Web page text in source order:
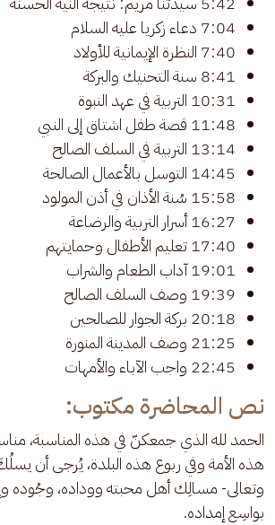
7:04 دعاء زكريا عليه السلام
7:40 النظرة الإيمانية للأولاد
8:41 سنة التحنيك والبركة
10:31 التربية في عهد النبوة
11:48 قصة طفل اشتاق إلى النبي
13:14 التربية في السلف الصالح
14:45 التوسل بالأعمال الصالحة
15:58 سُنة الأذان في أذن المولود
16:27 أسرار التربية والرضاعة
17:40 تعليم الأطفال وحمايتهم
19:01 آداب الطعام والشراب
19:39 وصف السلف الصالح
20:18 بركة الجوار للصالحين
21:25 وصف المدينة المنورة
22:45 واجب الآباء والأمهات
نص المحاضرة مكتوب:
الحمد لله الذي جمعكنّ في هذه المناسبة،
هذه الأمة وفي ربوع هذه البلدة، يُرجى أن
وتعالى- مسالِك أهل محبته ووداده، وجُوده
بواسِع إمداده.